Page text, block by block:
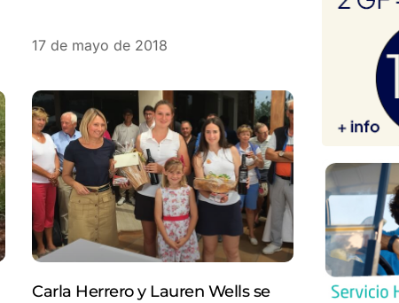
17 de mayo de 2018
Carla Herrero y Lauren Wells se